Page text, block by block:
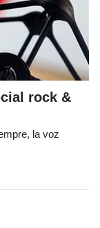
rock &
la voz